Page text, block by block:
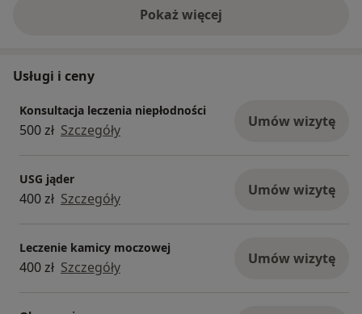
Pokaż więcejo doświadczeniu
Usługi i ceny
Konsultacja leczenia niepłodności
500 zł Szczegóły Umów wizytę
USG jąder
400 zł Szczegóły Umów wizytę
Leczenie kamicy moczowej
400 zł Szczegóły Umów wizytę